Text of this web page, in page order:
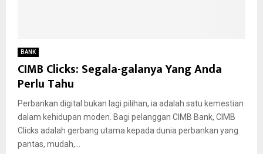
BANK
CIMB Clicks: Segala-galanya Yang Anda
Perlu Tahu
Perbankan digital bukan lagi pilihan, ia adalah satu kemestian
dalam kehidupan moden. Bagi pelanggan CIMB Bank, CIMB
Clicks adalah gerbang utama kepada dunia perbankan yang
pantas, mudah,...